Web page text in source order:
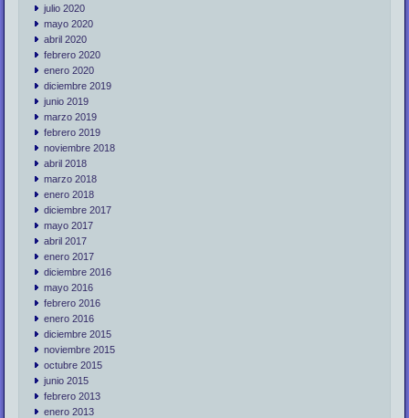
julio 2020
mayo 2020
abril 2020
febrero 2020
enero 2020
diciembre 2019
junio 2019
marzo 2019
febrero 2019
noviembre 2018
abril 2018
marzo 2018
enero 2018
diciembre 2017
mayo 2017
abril 2017
enero 2017
diciembre 2016
mayo 2016
febrero 2016
enero 2016
diciembre 2015
noviembre 2015
octubre 2015
junio 2015
febrero 2013
enero 2013